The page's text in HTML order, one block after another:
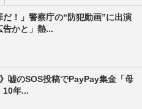
！」警察庁の“防犯動画”に出演
告かと」熱...
嘘のSOS投稿でPayPay集金「母
10年...